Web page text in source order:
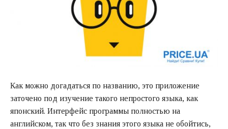
Как можно догадаться по названию, это приложение
заточено под изучение такого непростого языка, как
японский. Интерфейс программы полностью на
английском, так что без знания этого языка не обойтись,